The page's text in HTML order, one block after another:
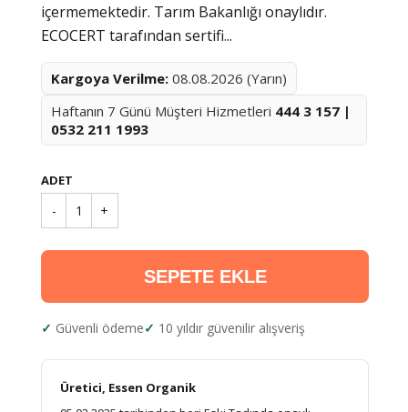
içermemektedir. Tarım Bakanlığı onaylıdır.
ECOCERT tarafından sertifi...
Kargoya Verilme: 08.08.2026 (Yarın)
Haftanın 7 Günü Müşteri Hizmetleri 444 3 157 |
0532 211 1993
ADET
- 1 +
SEPETE EKLE
Güvenli ödeme 10 yıldır güvenilir alışveriş
Üretici, Essen Organik